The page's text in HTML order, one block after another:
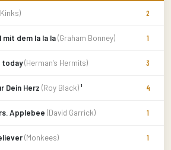
2
mit dem la la la(Graham Bonney) 1
today(Herman's Hermits) 3
Dein Herz (Roy Black)¹ 4
Applebee (David Garrick) 1
(Monkees) 1